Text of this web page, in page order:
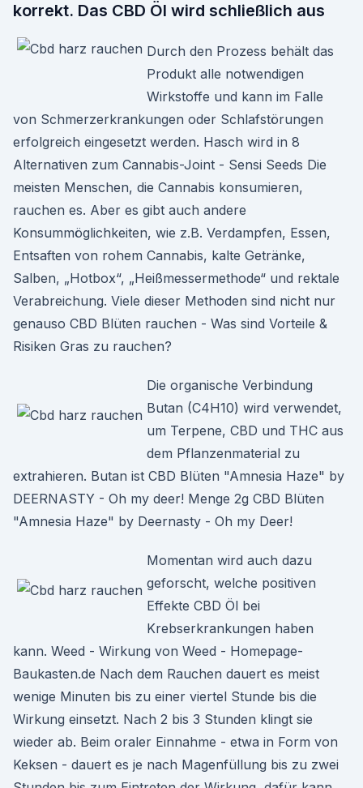
korrekt. Das CBD Öl wird schließlich aus
Durch den Prozess behält das
Produkt alle notwendigen
Wirkstoffe und kann im Falle
von Schmerzerkrankungen oder Schlafstörungen
erfolgreich eingesetzt werden. Hasch wird in 8
Alternativen zum Cannabis-Joint - Sensi Seeds Die
meisten Menschen, die Cannabis konsumieren,
rauchen es. Aber es gibt auch andere
Konsummöglichkeiten, wie z.B. Verdampfen, Essen,
Entsaften von rohem Cannabis, kalte Getränke,
Salben, „Hotbox“, „Heißmessermethode“ und rektale
Verabreichung. Viele dieser Methoden sind nicht nur
genauso CBD Blüten rauchen - Was sind Vorteile &
Risiken Gras zu rauchen?
Die organische Verbindung
Butan (C4H10) wird verwendet,
um Terpene, CBD und THC aus
dem Pflanzenmaterial zu
extrahieren. Butan ist CBD Blüten "Amnesia Haze" by
DEERNASTY - Oh my deer! Menge 2g CBD Blüten
"Amnesia Haze" by Deernasty - Oh my Deer!
Momentan wird auch dazu
geforscht, welche positiven
Effekte CBD Öl bei
Krebserkrankungen haben
kann. Weed - Wirkung von Weed - Homepage-
Baukasten.de Nach dem Rauchen dauert es meist
wenige Minuten bis zu einer viertel Stunde bis die
Wirkung einsetzt. Nach 2 bis 3 Stunden klingt sie
wieder ab. Beim oraler Einnahme - etwa in Form von
Keksen - dauert es je nach Magenfüllung bis zu zwei